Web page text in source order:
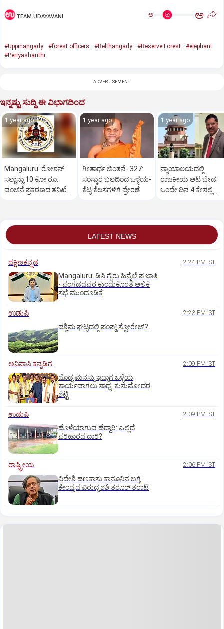
TEAM UDAYAVANI ಅ ಅ
#Uppinangady #forest officers #Belthangady #Reserve Forest
#elephant
#Periyashanthi
ADVERTISEMENT
ಇನ್ನಷ್ಟು ಸುದ್ದಿ ಈ ವಿಭಾಗದಿಂದ
1 year ago
Mangaluru: ರೋಶನ್‌
ಸಲ್ಡಾನ್ಹಾ 10 ಕೋ.ರೂ.
ವಂಚನೆ ಪ್ರಕರಣದ ತನಿಖೆ
1 year ago
ಗೀತಾರ್ಥ ಚಿಂತನೆ- 327:
ಸಂಸ್ಕಾರ ಬಲದಿಂದ ಒಳ್ಳೆಯ-
ಕೆಟ್ಟ ಕೆಲಸಗಳಿಗೆ ಪ್ರೇರಣೆ
1 year ago
ನ್ಯಾಯಾಲಯದಲ್ಲಿ
ರಾಜಕೀಯ ಆಟ ಬೇಡ:
ಒಂದೇ ದಿನ 4 ಕೇಸಲ್ಲಿ
LATEST NEWS
ದಕ್ಷಿಣಕನ್ನಡ 2:24 PM IST
Mangaluru: ಡಿಸಿ ಗೈರು ಹಿನ್ನೆಲೆ ಪ.ಜಾತಿ
- ಪಂಗಡದವರ ಕುಂದುಕೊರತೆ ಆಲಿಕೆ
ಸಭೆ ಮುಂದೂಡಿಕೆ
ಉಡುಪಿ 2:23 PM IST
ಪಶ್ಚಿಮ ಘಟ್ಟದಲ್ಲಿ ಪಂಪ್ಡ್ ಸ್ಟೋರೇಜ್‌?
ಅನಿವಾಸಿ ಕನ್ನಡಿಗ 2:09 PM IST
ದೊಡ್ಡ ಮನಸ್ಸು ಇದ್ದಾಗ ಒಳ್ಳೆಯ
ಕಾರ್ಯವಾಗಲು ಸಾಧ್ಯ: ಕುಸುಮೋದರ
ಶೆಟ್ಟಿ
ಉಡುಪಿ 2:09 PM IST
ಹೊಳೆಯಾಗುವ ಹೆದ್ದಾರಿ: ಎಲ್ಲಿದೆ
ಪರಿಹಾರದ ದಾರಿ?
ರಾಷ್ಟ್ರೀಯ 2:06 PM IST
ವಿದೇಶಿ ಹಣಕಾಸು ಕಾನೂನಿನ ಬಗ್ಗೆ
ಕೇಂದ್ರದ ವಿರುದ್ದ ಶಶಿ ತರೂರ್ ತರಾಟೆ